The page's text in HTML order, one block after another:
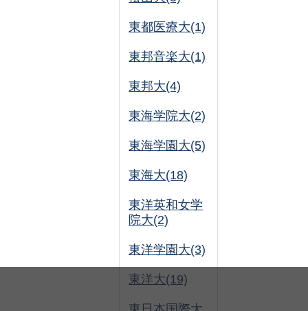
東都医療大(1)
東邦音楽大(1)
東邦大(4)
東海学院大(2)
東海学園大(5)
東海大(18)
東洋英和女学
院大(2)
東洋学園大(3)
東洋大(19)